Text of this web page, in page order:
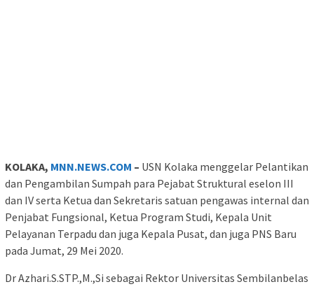
KOLAKA, MNN.NEWS.COM – USN Kolaka menggelar Pelantikan
dan Pengambilan Sumpah para Pejabat Struktural eselon III
dan IV serta Ketua dan Sekretaris satuan pengawas internal dan
Penjabat Fungsional, Ketua Program Studi, Kepala Unit
Pelayanan Terpadu dan juga Kepala Pusat, dan juga PNS Baru
pada Jumat, 29 Mei 2020.
Dr Azhari.S.STP.,M.,Si sebagai Rektor Universitas Sembilanbelas